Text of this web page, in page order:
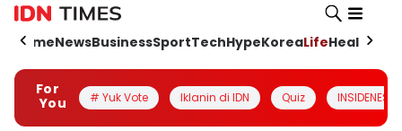
HomeNewsBusinessSportTechHypeKoreaLifeHealth
For
You
# Yuk Vote Iklanin di IDN Quiz INSIDENESIA